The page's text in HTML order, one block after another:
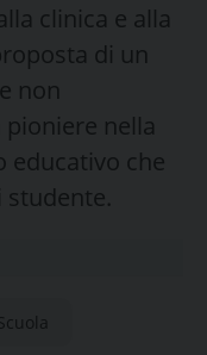
clinica e alla
di un
non
nella
educativo che
studente.